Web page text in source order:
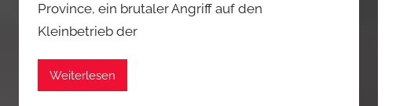
Province, ein brutaler Angriff auf den
Kleinbetrieb der
Weiterlesen